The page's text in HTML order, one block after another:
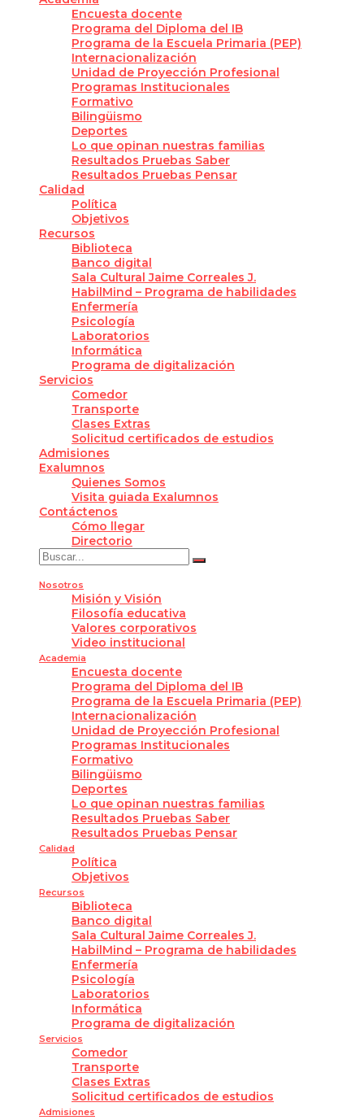
Encuesta docente
Programa del Diploma del IB
Programa de la Escuela Primaria (PEP)
Internacionalización
Unidad de Proyección Profesional
Programas Institucionales
Formativo
Bilingüismo
Deportes
Lo que opinan nuestras familias
Resultados Pruebas Saber
Resultados Pruebas Pensar
Calidad
Política
Objetivos
Recursos
Biblioteca
Banco digital
Sala Cultural Jaime Correales J.
HabilMind – Programa de habilidades
Enfermería
Psicología
Laboratorios
Informática
Programa de digitalización
Servicios
Comedor
Transporte
Clases Extras
Solicitud certificados de estudios
Admisiones
Exalumnos
Quienes Somos
Visita guiada Exalumnos
Contáctenos
Cómo llegar
Directorio
Nosotros
Misión y Visión
Filosofía educativa
Valores corporativos
Video institucional
Academia
Encuesta docente
Programa del Diploma del IB
Programa de la Escuela Primaria (PEP)
Internacionalización
Unidad de Proyección Profesional
Programas Institucionales
Formativo
Bilingüismo
Deportes
Lo que opinan nuestras familias
Resultados Pruebas Saber
Resultados Pruebas Pensar
Calidad
Política
Objetivos
Recursos
Biblioteca
Banco digital
Sala Cultural Jaime Correales J.
HabilMind – Programa de habilidades
Enfermería
Psicología
Laboratorios
Informática
Programa de digitalización
Servicios
Comedor
Transporte
Clases Extras
Solicitud certificados de estudios
Admisiones